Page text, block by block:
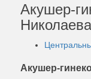
Акушер-
Николаева
Акушер-